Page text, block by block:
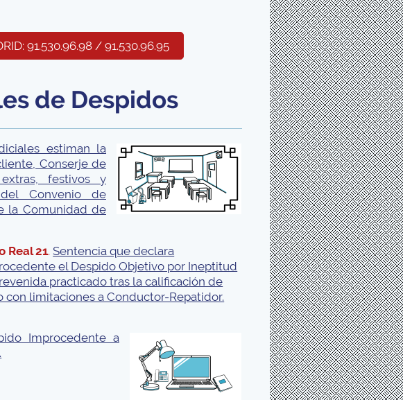
91.530.96.98 / 91.530.96.95
de Despidos
estiman la
Conserje de
festivos y
Convenio de
la Comunidad de
Real 21. Sentencia que declara
el Despido Objetivo por Ineptitud
practicado tras la calificación de
con limitaciones a Conductor-Repatidor.
Improcedente a